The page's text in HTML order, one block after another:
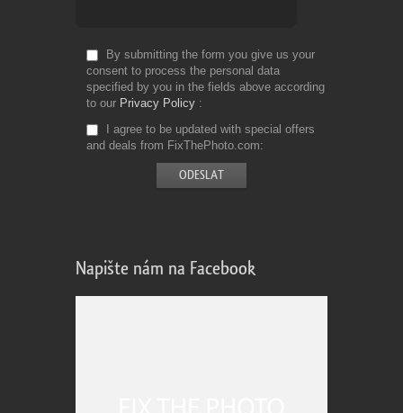
By submitting the form you give us your
consent to process the personal data
specified by you in the fields above according
to our Privacy Policy
I agree to be updated with special offers
and deals from FixThePhoto.com
Napište nám na Facebook